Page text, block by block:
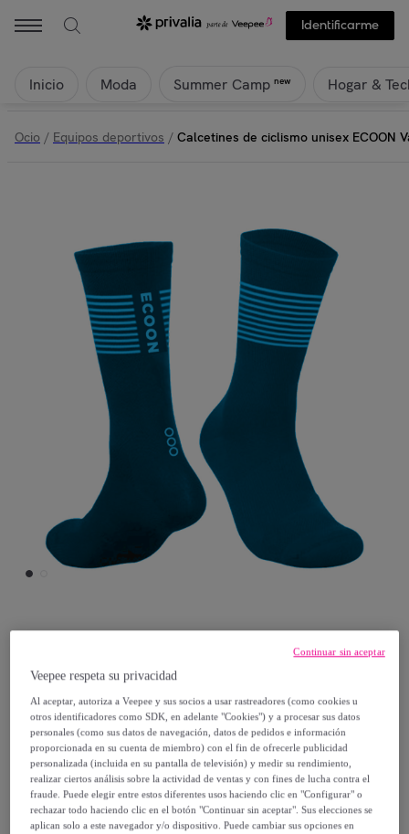
Identificarme
Inicio Moda Summer Camp new Hogar &
Ocio / Equipos deportivos / Calcetines de ciclismo unisex ECOON
Calcetines de ciclismo unisex ECOON
Valloire - Azul
4,95 €
29,00 €
-82%
Veepee respeta su privacidad
Al aceptar, autoriza a Veepee y sus socios a usar rastreadores (como cookies u
otros identificadores como SDK, en adelante "Cookies") y a procesar sus datos
personales (como sus datos de navegación, datos de pedidos e información
proporcionada en su cuenta de miembro) con el fin de ofrecerle publicidad
personalizada (incluida en su pantalla de televisión) y medir su rendimiento,
realizar ciertos análisis sobre la actividad de ventas y con fines de lucha contra el
fraude. Puede elegir entre estos diferentes usos haciendo clic en "Configurar" o
rechazar todo haciendo clic en el botón "Continuar sin aceptar". Sus elecciones se
aplican solo a este navegador y/o dispositivo. Puede cambiar sus opciones en
Continuar sin aceptar